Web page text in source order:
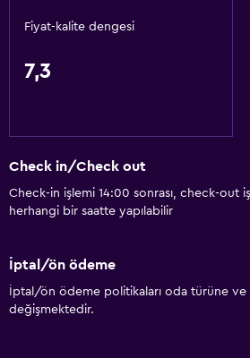
Fiyat-kalite dengesi
7,3
Check in/Check out
Check-in işlemi 14:00 sonrası, check-out
herhangi bir saatte yapılabilir
İptal/ön ödeme
İptal/ön ödeme politikaları oda türüne
değişmektedir.